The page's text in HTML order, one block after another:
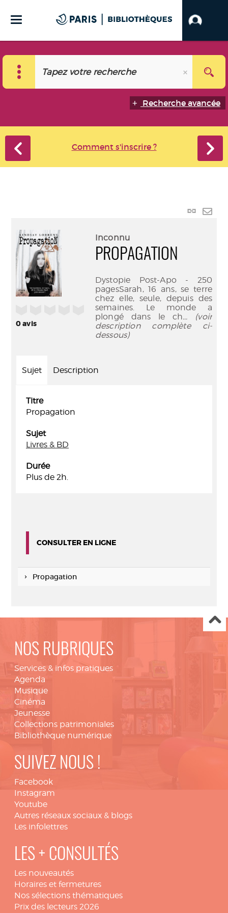
Recherche avancée
Comment s'inscrire ?
Lien
0avis
Inconnu
PROPAGATION
Dystopie Post-Apo - 250
pagesSarah, 16 ans, se terre
chez elle, seule, depuis des
semaines. Le monde a
plongé dans le ch... (voir
description complète ci-
dessous)
Sujet Description
Titre
Propagation
Sujet
Livres & BD
Durée
Plus de 2h.
CONSULTER EN LIGNE
Propagation
NOS RUBRIQUES
Services & infos pratiques
Agenda
Musique
Cinéma
Jeunesse
Collections patrimoniales
Bibliothèque numérique
SUIVEZ NOUS !
Facebook
Instagram
Youtube
Autres réseaux sociaux & blogs
Les infolettres
LES + CONSULTÉS
Les nouveautés
Horaires et fermetures
Nos sélections thématiques
Prix des lecteurs 2026